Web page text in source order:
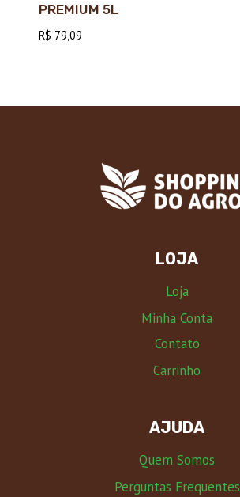
PREMIUM 5L
R$ 79,09
LOJA
Loja
Minha Conta
Contato
Carrinho
AJUDA
Quem Somos
Perguntas Frequentes